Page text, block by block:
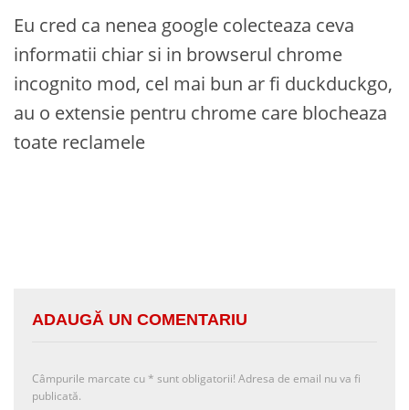
Eu cred ca nenea google colecteaza ceva
informatii chiar si in browserul chrome
incognito mod, cel mai bun ar fi duckduckgo,
au o extensie pentru chrome care blocheaza
toate reclamele
ADAUGĂ UN COMENTARIU
Câmpurile marcate cu * sunt obligatorii! Adresa de email nu va fi
publicată.